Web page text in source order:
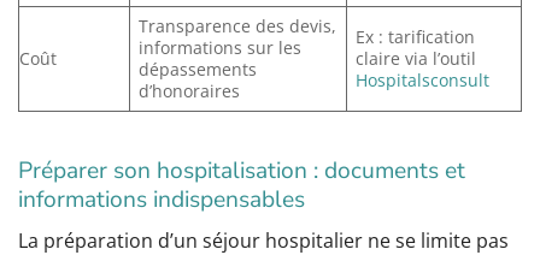
Coût
Transparence des devis,
informations sur les
dépassements
d’honoraires
Ex : tarification
claire via l’outil
Hospitalsconsult
Préparer son hospitalisation : documents et
informations indispensables
La préparation d’un séjour hospitalier ne se limite pas